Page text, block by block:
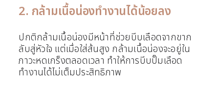
2. กล้ามเนื้อน่องทำงานได้น้อยลง
ปกติกล้ามเนื้อน่องมีหน้าที่ช่วยบีบเลือดจากขาก
ลับสู่หัวใจ แต่เมื่อใส่ส้นสูง กล้ามเนื้อน่องจะอยู่ใน
ภาวะหดเกร็งตลอดเวลา ทำให้การบีบปั๊มเลือด
ทำงานได้ไม่เต็มประสิทธิภาพ